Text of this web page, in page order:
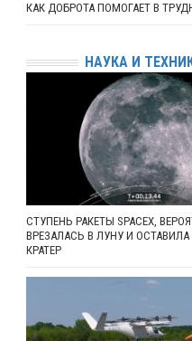
КАК ДОБРОТА ПОМОГАЕТ В
НАУКА И
СТУПЕНЬ РАКЕТЫ SPACEX,
ВРЕЗАЛАСЬ В ЛУНУ И ОСТАВИЛА
КРАТЕР